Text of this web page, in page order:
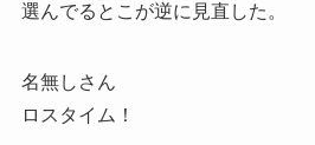
選んでるとこが逆に見直した。
名無しさん
ロスタイム！